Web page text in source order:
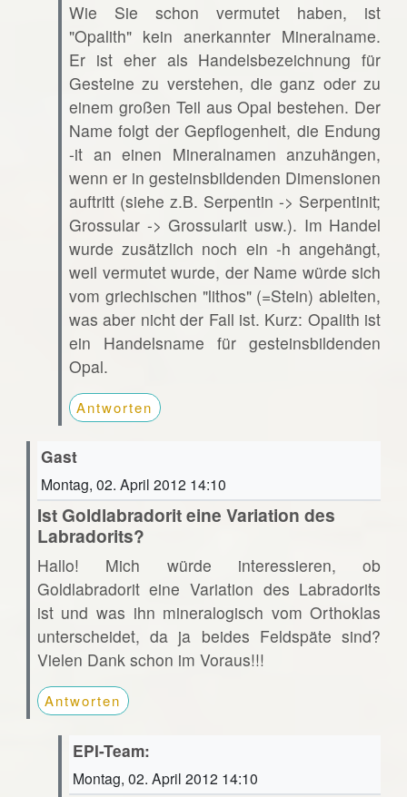
Wie Sie schon vermutet haben, ist
"Opalith" kein anerkannter Mineralname.
Er ist eher als Handelsbezeichnung für
Gesteine zu verstehen, die ganz oder zu
einem großen Teil aus Opal bestehen. Der
Name folgt der Gepflogenheit, die Endung
-it an einen Mineralnamen anzuhängen,
wenn er in gesteinsbildenden Dimensionen
auftritt (siehe z.B. Serpentin -> Serpentinit;
Grossular -> Grossularit usw.). Im Handel
wurde zusätzlich noch ein -h angehängt,
weil vermutet wurde, der Name würde sich
vom griechischen "lithos" (=Stein) ableiten,
was aber nicht der Fall ist. Kurz: Opalith ist
ein Handelsname für gesteinsbildenden
Opal.
Antworten
Gast
Montag, 02. April 2012 14:10
Ist Goldlabradorit eine Variation des
Labradorits?
Hallo! Mich würde interessieren, ob
Goldlabradorit eine Variation des Labradorits
ist und was ihn mineralogisch vom Orthoklas
unterscheidet, da ja beides Feldspäte sind?
Vielen Dank schon im Voraus!!!
Antworten
EPI-Team:
Montag, 02. April 2012 14:10